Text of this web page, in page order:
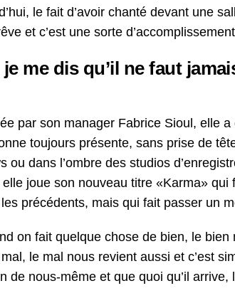
le fait d’avoir chanté devant une
et c’est une sorte
je me dis qu’il ne faut
par son manager Fabrice Sioul, elle
toujours présente, sans prise de
ou dans l’ombre des studios
joue son nouveau titre «Karma» qui
précédents, mais qui fait passer un
on fait quelque chose de bien, le
le mal nous revient aussi et c’est
de nous-même et que quoi qu’il